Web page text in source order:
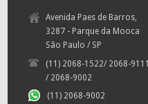
Avenida Paes de Barros,
3287 - Parque da Mooca
São Paulo / SP
(11) 2068-1522/ 2068-9111
/ 2068-9002
(11) 2068-9002